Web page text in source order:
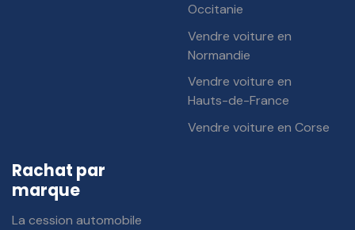
Occitanie
Vendre voiture en
Normandie
Vendre voiture en
Hauts-de-France
Vendre voiture en Corse
Rachat par
marque
La cession automobile